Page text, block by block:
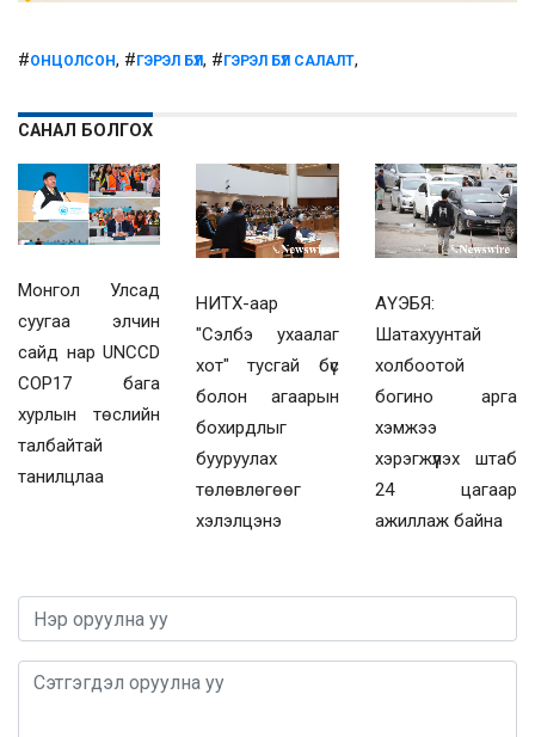
#ОНЦОЛСОН, #ГЭРЭЛ БҮЛ, #ГЭРЭЛ БҮЛ САЛАЛТ,
САНАЛ БОЛГОХ
Монгол Улсад
суугаа элчин
сайд нар UNCCD
COP17 бага
хурлын төслийн
талбайтай
танилцлаа
НИТХ-аар
"Сэлбэ ухаалаг
хот" тусгай бүс
болон агаарын
бохирдлыг
бууруулах
төлөвлөгөөг
хэлэлцэнэ
АҮЭБЯ:
Шатахуунтай
холбоотой
богино арга
хэмжээ
хэрэгжүүлэх штаб
24 цагаар
ажиллаж байна